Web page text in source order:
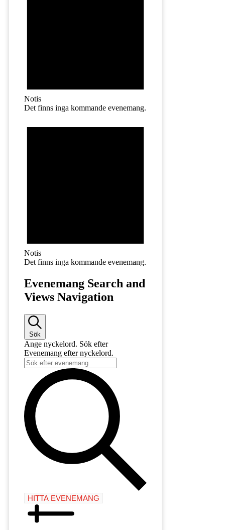
Notis
Det finns inga kommande evenemang.
Notis
Det finns inga kommande evenemang.
Evenemang Search and
Views Navigation
Sök
Ange nyckelord. Sök efter
Evenemang efter nyckelord.
HITTA EVENEMANG